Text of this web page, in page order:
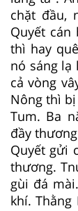
chặt đầu,
Quyết
thì hay
nó sáng lạ
cả vòng
Nông thì
Tum. Ba
đầy
Quyết gửi
thương.
gùi đá
khí.